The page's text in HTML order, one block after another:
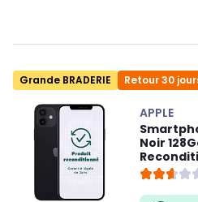
Grande BRADERIE Retour 30
APPLE
Noir